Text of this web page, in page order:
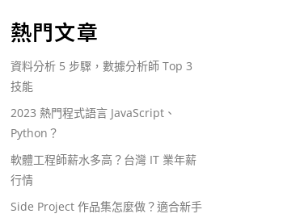
熱門文章
資料分析 5 步驟，數據分析師 Top 3
技能
2023 熱門程式語言 JavaScript、
Python？
軟體工程師薪水多高？台灣 IT 業年薪
行情
Side Project 作品集怎麼做？適合新手